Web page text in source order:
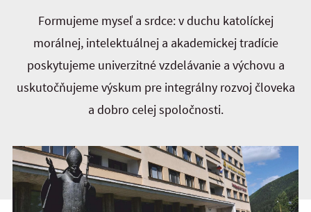
Formujeme myseľ a srdce: v duchu katolíckej
morálnej, intelektuálnej a akademickej tradície
poskytujeme univerzitné vzdelávanie a výchovu a
uskutočňujeme výskum pre integrálny rozvoj človeka
a dobro celej spoločnosti.